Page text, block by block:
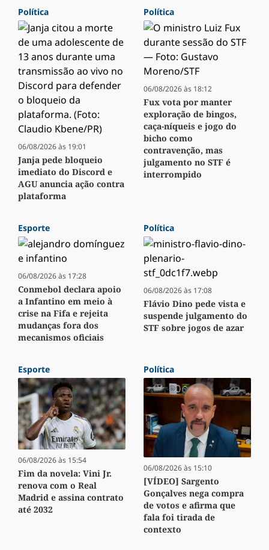
Política
06/08/2026 às 19:01
Janja pede bloqueio
imediato do Discord e
AGU anuncia ação contra
plataforma
Política
06/08/2026 às 18:12
Fux vota por manter
exploração de bingos,
caça-níqueis e jogo do
bicho como
contravenção, mas
julgamento no STF é
interrompido
Esporte
06/08/2026 às 17:28
Conmebol declara apoio
a Infantino em meio à
crise na Fifa e rejeita
mudanças fora dos
mecanismos oficiais
Política
06/08/2026 às 17:08
Flávio Dino pede vista e
suspende julgamento do
STF sobre jogos de azar
Esporte
06/08/2026 às 15:54
Fim da novela: Vini Jr.
renova com o Real
Madrid e assina contrato
até 2032
Política
06/08/2026 às 15:10
[VÍDEO] Sargento
Gonçalves nega compra
de votos e afirma que
fala foi tirada de
contexto